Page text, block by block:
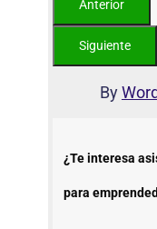
By
¿Te interesa
para